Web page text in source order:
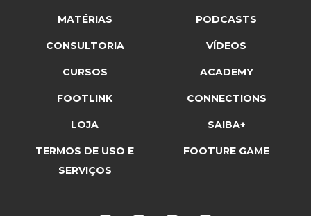
MATÉRIAS PODCASTS
CONSULTORIA VÍDEOS
CURSOS ACADEMY
FOOTLINK CONNECTIONS
LOJA SAIBA+
TERMOS DE USO E
SERVIÇOS
FOOTURE GAME